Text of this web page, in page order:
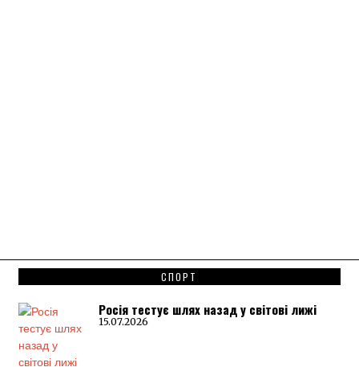
СПОРТ
Росія тестує шлях назад у світові лижі
15.07.2026